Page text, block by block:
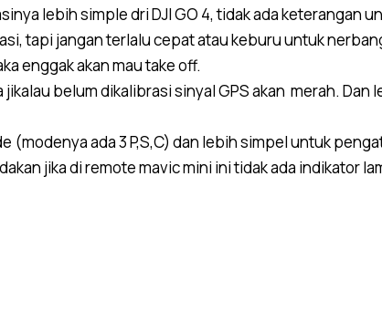
lebih simple dri DJI GO 4, tidak ada keterangan
tapi jangan terlalu cepat atau keburu untuk
enggak akan mau take off.
belum dikalibrasi sinyal GPS akan merah. Dan
(modenya ada 3 P,S,C) dan lebih simpel untuk
jika di remote mavic mini ini tidak ada indikator